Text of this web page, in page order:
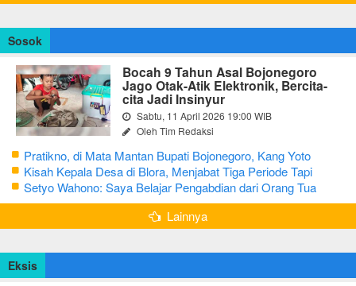
Sosok
Bocah 9 Tahun Asal Bojonegoro
Jago Otak-Atik Elektronik, Bercita-
cita Jadi Insinyur
Sabtu, 11 April 2026 19:00 WIB
Oleh Tim Redaksi
Pratikno, di Mata Mantan Bupati Bojonegoro, Kang Yoto
Kisah Kepala Desa di Blora, Menjabat Tiga Periode Tapi
Masih Hidup Sederhana
Setyo Wahono: Saya Belajar Pengabdian dari Orang Tua
Lainnya
Eksis